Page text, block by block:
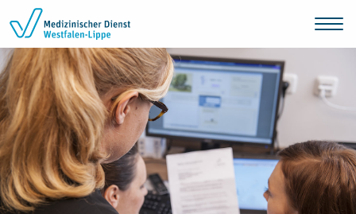
Zum Inhalt springen